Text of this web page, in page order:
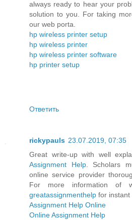
always ready to hear your
solution to you. For taking
our web porta.
hp wireless printer setup
hp wireless printer
hp wireless printer software
hp printer setup
Ответить
rickypauls 23.07.2019, 07:35
Great write-up with well
Assignment Help. Scholars
online service provider
For more information of
greatassignmenthelp for instant
Assignment Help Online
Online Assignment Help